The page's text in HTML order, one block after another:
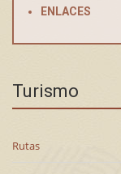
ENLACES
Turismo
Rutas